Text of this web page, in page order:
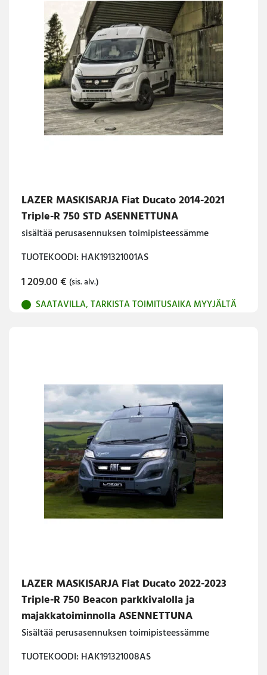
LAZER MASKISARJA Fiat Ducato 2014-2021
Triple-R 750 STD ASENNETTUNA
sisältää perusasennuksen toimipisteessämme
TUOTEKOODI: HAK191321001AS
1 209.00€ (sis. alv.)
SAATAVILLA, TARKISTA TOIMITUSAIKA MYYJÄLTÄ
LAZER MASKISARJA Fiat Ducato 2022-2023
Triple-R 750 Beacon parkkivalolla ja
majakkatoiminnolla ASENNETTUNA
Sisältää perusasennuksen toimipisteessämme
TUOTEKOODI: HAK191321008AS